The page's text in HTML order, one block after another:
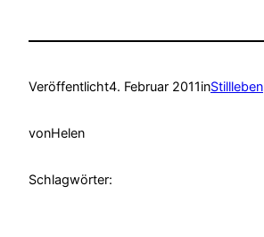
Veröffentlicht4. Februar 2011inStillleben
vonHelen
Schlagwörter: